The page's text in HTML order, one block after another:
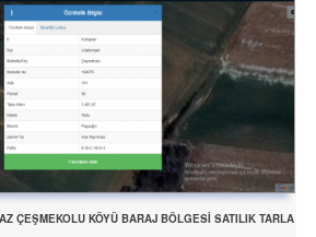
ÇEŞMEKOLU KÖYÜ BARAJ BÖLGESİ SATILIK TARLA.